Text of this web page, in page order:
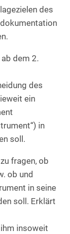
des
dem 2.
des
ein
in
soll.
fragen, ob
ob und
in seine
soll. Erklärt
insoweit